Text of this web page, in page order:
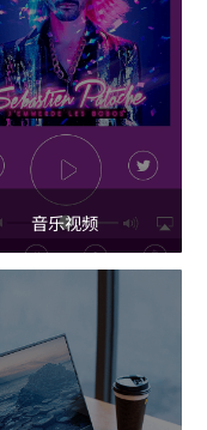
音乐视频